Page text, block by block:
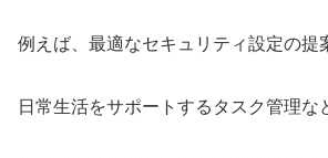
例えば、最適なセキュリティ設定の提
日常生活をサポートするタスク管理な